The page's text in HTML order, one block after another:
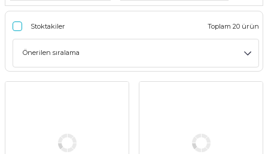
Stoktakiler Toplam 20 ürün